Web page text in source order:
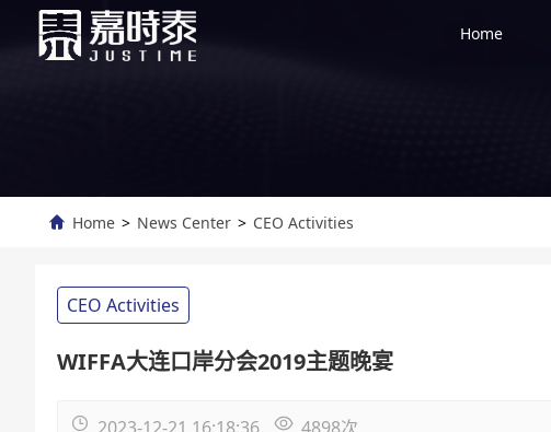
Home
Home > News Center > CEO Activities
CEO Activities
WIFFA大连口岸分会2019主题晚宴